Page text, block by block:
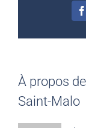
À propos
Saint-Malo